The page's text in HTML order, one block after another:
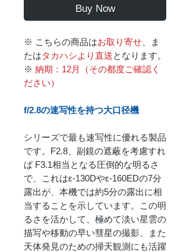
Buy Now
※ こちらの商品はお取り寄せ 、ま
たはタカハシより直送となります。
※ 納期：12月（その都度ご確認く
ださい）
f/2.8の速写性を持つ大口径機
シリーズで最も速写性に優れる製品
です。F2.8、副鏡の遮蔽を考慮すれ
ば F3.1相当となる圧倒的な明るさ
で、これはε-130Dやε-160EDの7分
露出が、本機では約5分の露出に相
当することを示しています。この明
るさを活かして、極めて淡い星雲の
描写や移動の早い彗星の撮影、また
天体発見のための掃天観測にも活躍